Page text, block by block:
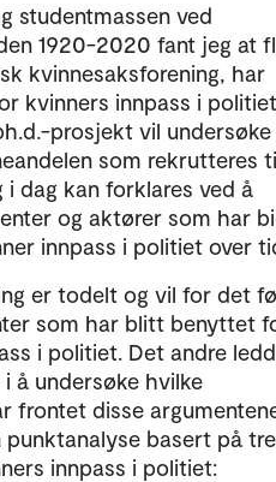
studentmassen ved
1920-2020 fant jeg at
kvinnesaksforening, har
kvinners innpass i
prosjekt vil undersøke
som rekrutteres
dag kan forklares ved å
og aktører som har
innpass i politiet over
er todelt og vil for det
som har blitt benyttet
i politiet. Det andre
å undersøke hvilke
frontet disse
basert på tre
innpass i politiet: